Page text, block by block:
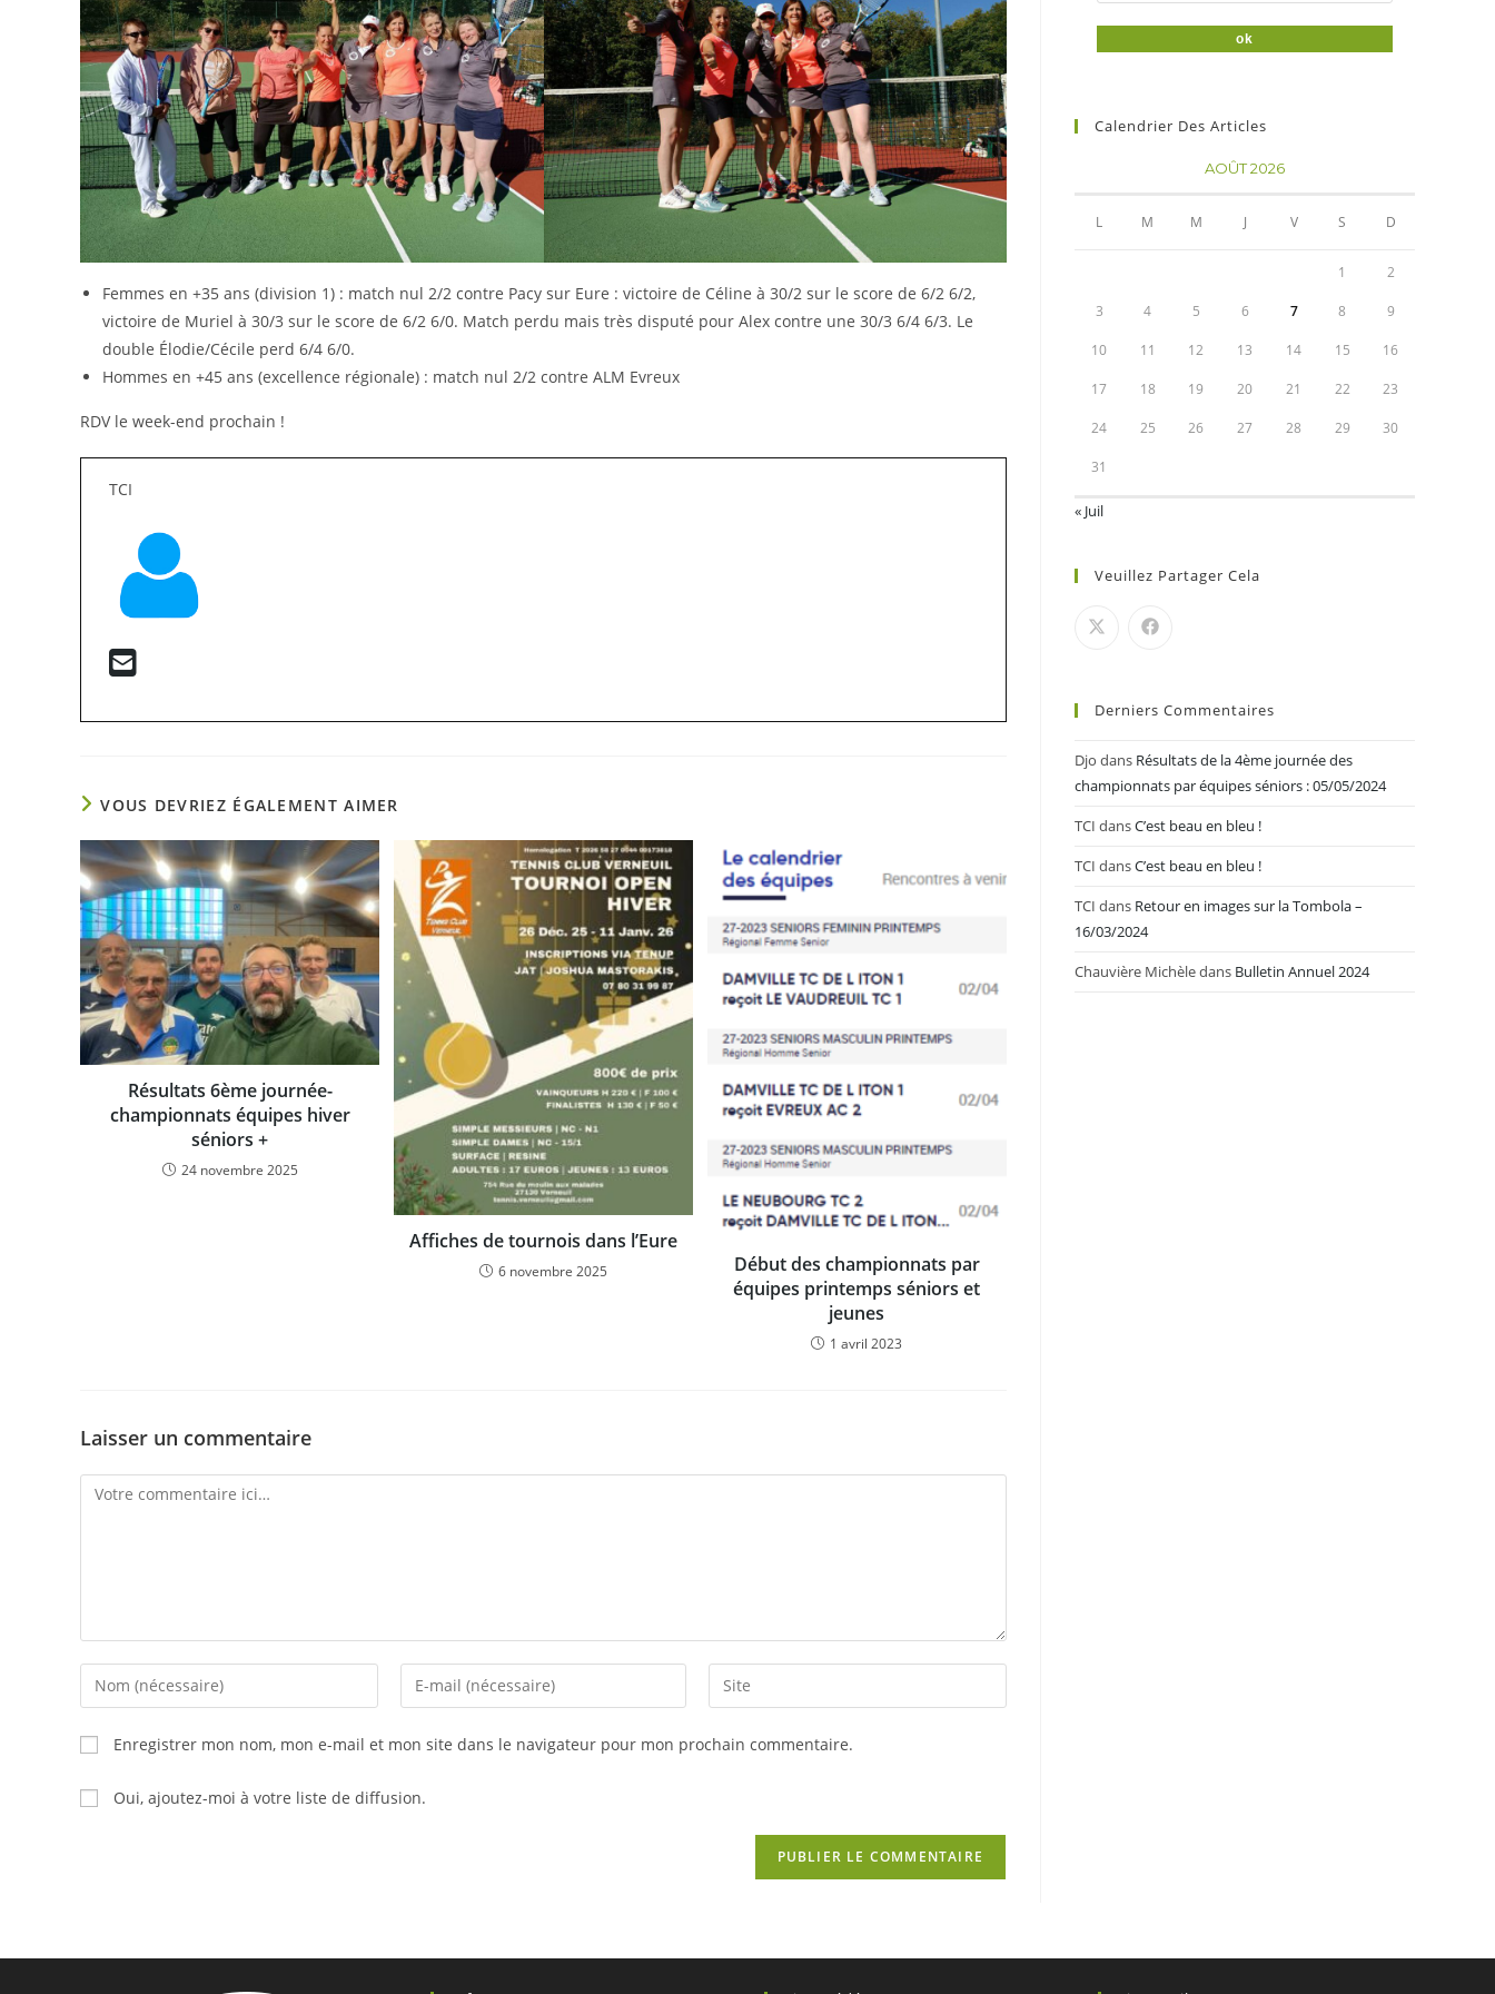
Femmes en +35 ans (division 1) : match nul 2/2 contre Pacy sur Eure : victoire de Céline à 30/2 sur le score de 6/2 6/2,
victoire de Muriel à 30/3 sur le score de 6/2 6/0. Match perdu mais très disputé pour Alex contre une 30/3 6/4 6/3. Le
double Élodie/Cécile perd 6/4 6/0.
Hommes en +45 ans (excellence régionale) : match nul 2/2 contre ALM Evreux
RDV le week-end prochain !
TCI
VOUS DEVRIEZ ÉGALEMENT AIMER
Résultats 6ème journée-
championnats équipes hiver
séniors +
24 novembre 2025
Affiches de tournois dans l’Eure
6 novembre 2025
Début des championnats par
équipes printemps séniors et
jeunes
1 avril 2023
Laisser un commentaire
Comment
Enter
your
name
or
username
Enter
your
to
Saisir
l’URL
Enregistrer mon nom, mon e-mail et mon site dans le navigateur pour mon prochain commentaire.
Oui, ajoutez-moi à votre liste de diffusion.
Calendrier Des Articles
AOÛT 2026
L M M J V S D
1 2
3 4 5 6 7 8 9
10 11 12 13 14 15 16
17 18 19 20 21 22 23
24 25 26 27 28 29 30
31
« Juil
Veuillez Partager Cela
Derniers Commentaires
Djo dans Résultats de la 4ème journée des
championnats par équipes séniors : 05/05/2024
TCI dansC’est beau en bleu !
TCI dansC’est beau en bleu !
TCI dans Retour en images sur la Tombola –
16/03/2024
Chauvière Michèledans Bulletin Annuel 2024